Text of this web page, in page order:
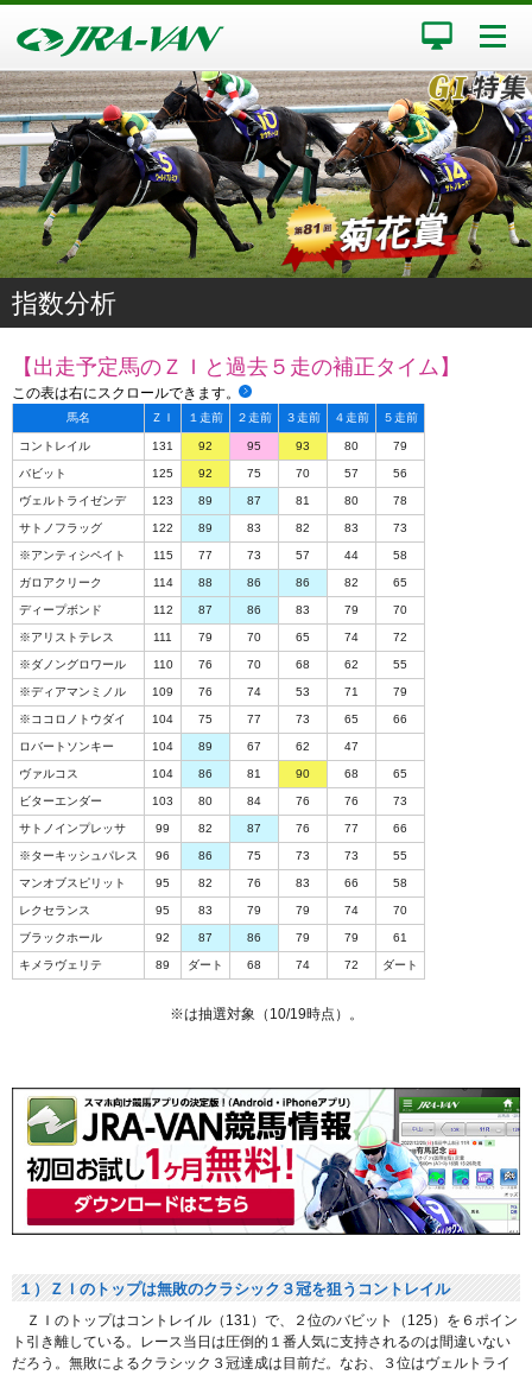
指数分析
【出走予定馬のＺＩと過去５走の補正タイム】
この表は右にスクロールできます。
馬名 ＺＩ １走前 ２走前 ３走前 ４走前 ５走前
コントレイル 131 92 95 93 80 79
バビット 125 92 75 70 57 56
ヴェルトライゼンデ 123 89 87 81 80 78
サトノフラッグ 122 89 83 82 83 73
※アンティシペイト 115 77 73 57 44 58
ガロアクリーク 114 88 86 86 82 65
ディープボンド 112 87 86 83 79 70
※アリストテレス 111 79 70 65 74 72
※ダノングロワール 110 76 70 68 62 55
※ディアマンミノル 109 76 74 53 71 79
※ココロノトウダイ 104 75 77 73 65 66
ロバートソンキー 104 89 67 62 47
ヴァルコス 104 86 81 90 68 65
ビターエンダー 103 80 84 76 76 73
サトノインプレッサ 99 82 87 76 77 66
※ターキッシュパレス 96 86 75 73 73 55
マンオブスピリット 95 82 76 83 66 58
レクセランス 95 83 79 79 74 70
ブラックホール 92 87 86 79 79 61
キメラヴェリテ 89 ダート 68 74 72 ダート
※は抽選対象（10/19時点）。
１）ＺＩのトップは無敗のクラシック３冠を狙うコントレイル
ＺＩのトップはコントレイル（131）で、２位のバビット（125）を６ポイン
ト引き離している。レース当日は圧倒的１番人気に支持されるのは間違いない
だろう。無敗によるクラシック３冠達成は目前だ。なお、３位はヴェルトライ